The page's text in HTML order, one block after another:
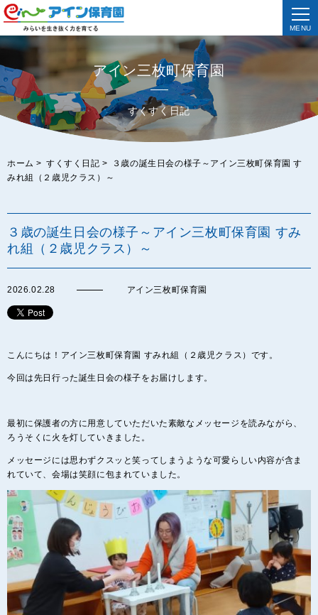
MENU
アイン三枚町保育園
すくすく日記
ホーム > すくすく日記 >
３歳の誕生日会の様子～アイン三枚町保育園 す
みれ組（２歳児クラス）～
３歳の誕生日会の様子～アイン三枚町保育園 すみ
れ組（２歳児クラス）～
2026.02.28 アイン三枚町保育園
こんにちは！アイン三枚町保育園 すみれ組（２歳児クラス）です。
今回は先日行った誕生日会の様子をお届けします。
最初に保護者の方に用意していただいた素敵なメッセージを読みながら、
ろうそくに火を灯していきました。
メッセージには思わずクスッと笑ってしまうような可愛らしい内容が含ま
れていて、会場は笑顔に包まれていました。